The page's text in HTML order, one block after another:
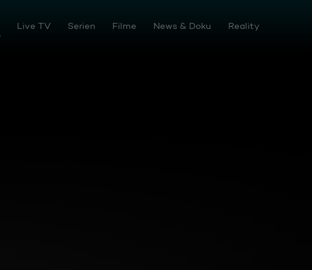
Live TV Serien Filme News & Doku Reality